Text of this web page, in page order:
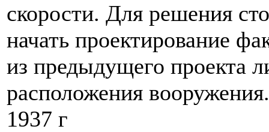
скорости. Для решения
начать проектирование
из предыдущего проекта
расположения
1937 г